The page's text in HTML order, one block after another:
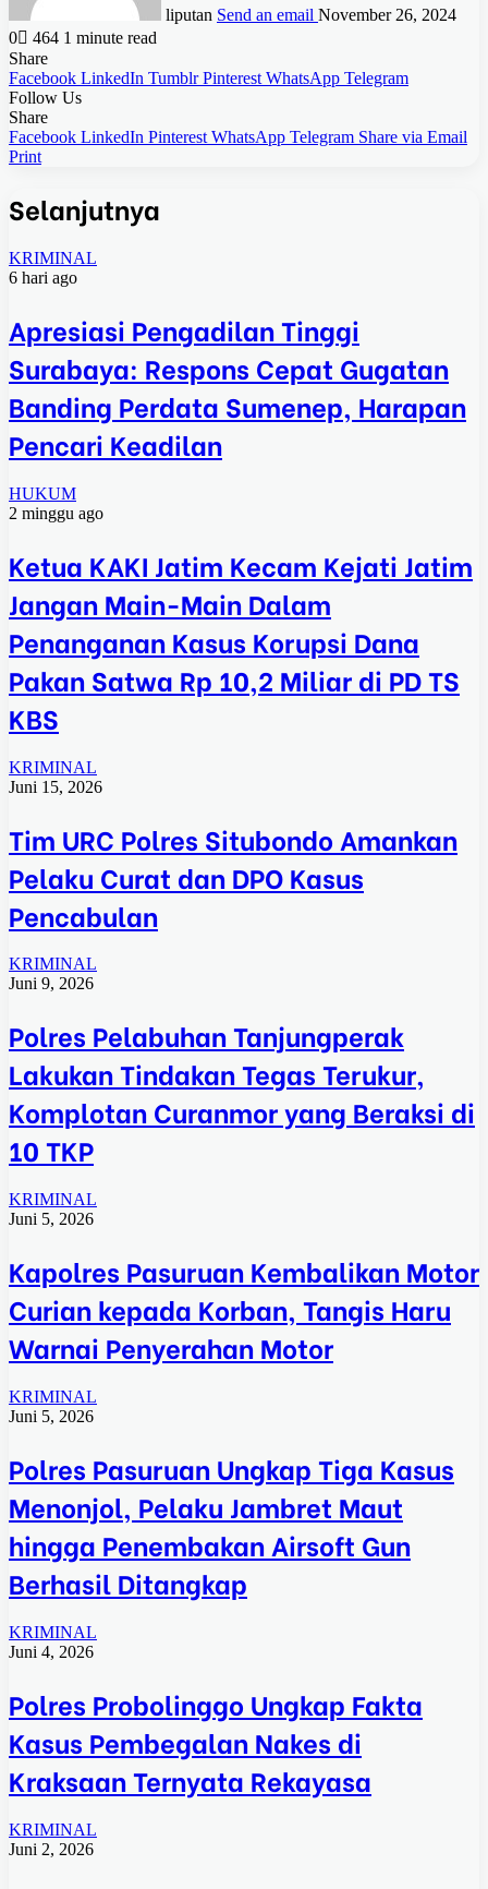
liputan Send an email November 26, 2024
0
464 1 minute read
Share
Facebook LinkedIn Tumblr Pinterest WhatsApp Telegram
Follow Us
Share
Facebook LinkedIn Pinterest WhatsApp Telegram Share via Email
Print
Selanjutnya
KRIMINAL
6 hari ago
Apresiasi Pengadilan Tinggi
Surabaya: Respons Cepat Gugatan
Banding Perdata Sumenep, Harapan
Pencari Keadilan
HUKUM
2 minggu ago
Ketua KAKI Jatim Kecam Kejati Jatim
Jangan Main-Main Dalam
Penanganan Kasus Korupsi Dana
Pakan Satwa Rp 10,2 Miliar di PD TS
KBS
KRIMINAL
Juni 15, 2026
Tim URC Polres Situbondo Amankan
Pelaku Curat dan DPO Kasus
Pencabulan
KRIMINAL
Juni 9, 2026
Polres Pelabuhan Tanjungperak
Lakukan Tindakan Tegas Terukur,
Komplotan Curanmor yang Beraksi di
10 TKP
KRIMINAL
Juni 5, 2026
Kapolres Pasuruan Kembalikan Motor
Curian kepada Korban, Tangis Haru
Warnai Penyerahan Motor
KRIMINAL
Juni 5, 2026
Polres Pasuruan Ungkap Tiga Kasus
Menonjol, Pelaku Jambret Maut
hingga Penembakan Airsoft Gun
Berhasil Ditangkap
KRIMINAL
Juni 4, 2026
Polres Probolinggo Ungkap Fakta
Kasus Pembegalan Nakes di
Kraksaan Ternyata Rekayasa
KRIMINAL
Juni 2, 2026